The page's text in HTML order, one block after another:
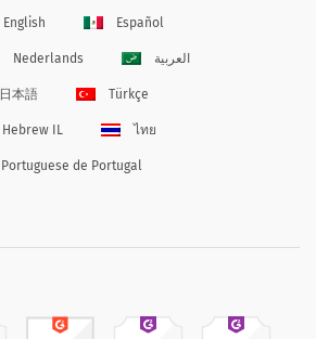
English Español
Nederlands العربية
日本語 Türkçe
Hebrew IL ไทย
Portuguese de Portugal